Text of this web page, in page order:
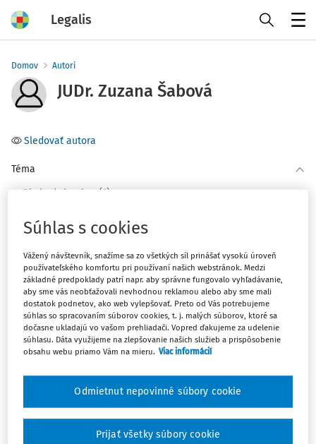
Legalis
Domov Autori
JUDr. Zuzana Šabová
Sledovať autora
Téma
Obchodné právo
(1)
Filter
Počet vyhľadaných dokumentov:2
Zoradiť podľa:
Najnovšie
Najstaršie
Správa z medzinárodnej konferencie
"Aktuálne trendy súťažného práva"
Správa z medzinárodnej konferencie "Aktuálne trendy
súťažného práva" JUDr. Zuzana Šabová Protimonopolný
Súhlas s cookies
Vážený návštevník, snažíme sa zo všetkých síl prinášať vysokú úroveň
používateľského komfortu pri používaní našich webstránok. Medzi
základné predpoklady patrí napr. aby správne fungovalo vyhľadávanie,
aby sme vás neobťažovali nevhodnou reklamou alebo aby sme mali
dostatok podnetov, ako web vylepšovať. Preto od Vás potrebujeme
súhlas so spracovaním súborov cookies, t. j. malých súborov, ktoré sa
dočasne ukladajú vo vašom prehliadači. Vopred ďakujeme za udelenie
súhlasu. Dáta využijeme na zlepšovanie našich služieb a prispôsobenie
obsahu webu priamo Vám na mieru. Viac informácií
Odmietnut nepovinné súbory cookie
Prijať všetky súbory cookie